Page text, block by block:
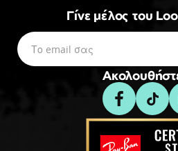
Γίνε μέλος του